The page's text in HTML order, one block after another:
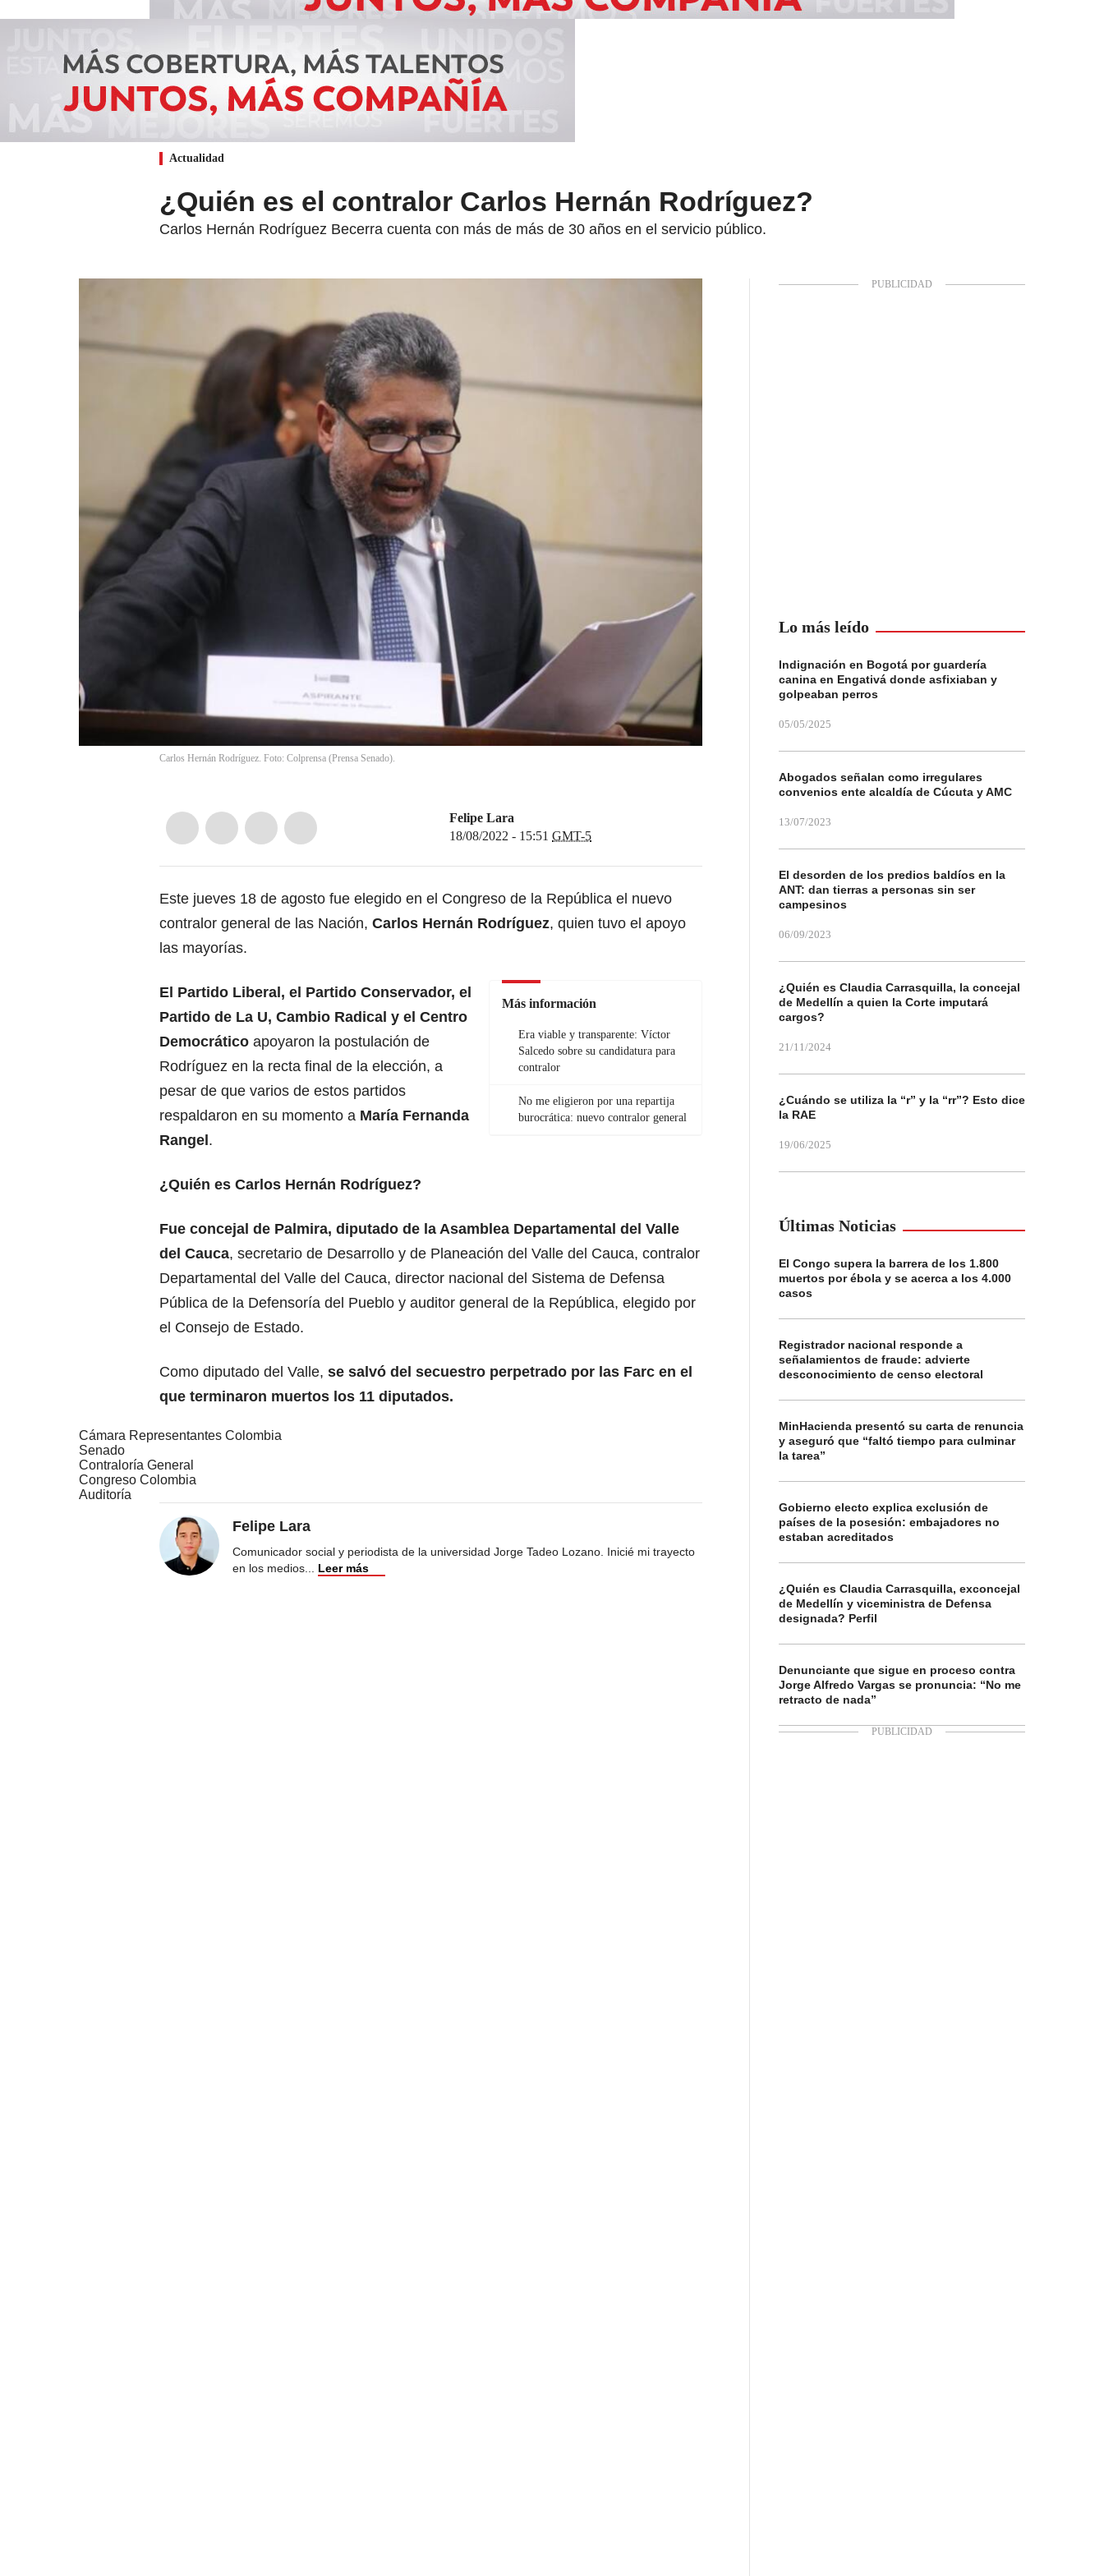
Actualidad
¿Quién es el contralor Carlos Hernán Rodríguez?
Carlos Hernán Rodríguez Becerra cuenta con más de más de 30 años en el servicio público.
Carlos Hernán Rodríguez. Foto: Colprensa (Prensa Senado).
Felipe Lara
18/08/2022 - 15:51 GMT-5
Este jueves 18 de agosto fue elegido en el Congreso de la República el nuevo
contralor general de las Nación, Carlos Hernán Rodríguez, quien tuvo el apoyo
las mayorías.
Más información
Era viable y transparente: Víctor
Salcedo sobre su candidatura para
contralor
No me eligieron por una repartija
burocrática: nuevo contralor general
El Partido Liberal, el Partido Conservador, el
Partido de La U, Cambio Radical y el Centro
Democrático apoyaron la postulación de
Rodríguez en la recta final de la elección, a
pesar de que varios de estos partidos
respaldaron en su momento a María Fernanda
Rangel .
¿Quién es Carlos Hernán Rodríguez?
Fue concejal de Palmira, diputado de la Asamblea Departamental del Valle
del Cauca, secretario de Desarrollo y de Planeación del Valle del Cauca, contralor
Departamental del Valle del Cauca, director nacional del Sistema de Defensa
Pública de la Defensoría del Pueblo y auditor general de la República, elegido por
el Consejo de Estado.
Como diputado del Valle, se salvó del secuestro perpetrado por las Farc en el
que terminaron muertos los 11 diputados.
Cámara Representantes Colombia
Senado
Contraloría General
Congreso Colombia
Auditoría
Felipe Lara
Comunicador social y periodista de la universidad Jorge Tadeo Lozano. Inicié mi trayecto
en los medios... Leer más
Lo más leído
Indignación en Bogotá por guardería
canina en Engativá donde asfixiaban y
golpeaban perros
05/05/2025
Abogados señalan como irregulares
convenios ente alcaldía de Cúcuta y AMC
13/07/2023
El desorden de los predios baldíos en la
ANT: dan tierras a personas sin ser
campesinos
06/09/2023
¿Quién es Claudia Carrasquilla, la concejal
de Medellín a quien la Corte imputará
cargos?
21/11/2024
¿Cuándo se utiliza la “r” y la “rr”? Esto dice
la RAE
19/06/2025
Últimas Noticias
El Congo supera la barrera de los 1.800
muertos por ébola y se acerca a los 4.000
casos
Registrador nacional responde a
señalamientos de fraude: advierte
desconocimiento de censo electoral
MinHacienda presentó su carta de renuncia
y aseguró que “faltó tiempo para culminar
la tarea”
Gobierno electo explica exclusión de
países de la posesión: embajadores no
estaban acreditados
¿Quién es Claudia Carrasquilla, exconcejal
de Medellín y viceministra de Defensa
designada? Perfil
Denunciante que sigue en proceso contra
Jorge Alfredo Vargas se pronuncia: “No me
retracto de nada”